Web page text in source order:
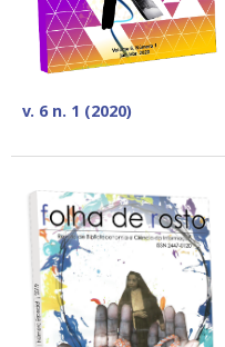
v. 6 n. 1 (2020)